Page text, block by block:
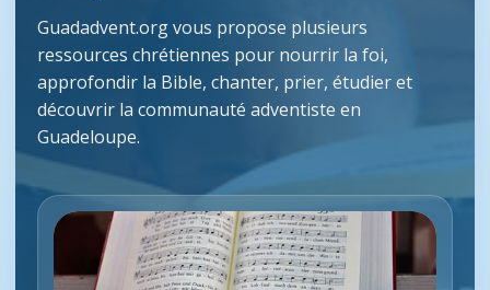
Guadadvent.org vous propose plusieurs
ressources chrétiennes pour nourrir la foi,
approfondir la Bible, chanter, prier, étudier et
découvrir la communauté adventiste en
Guadeloupe.